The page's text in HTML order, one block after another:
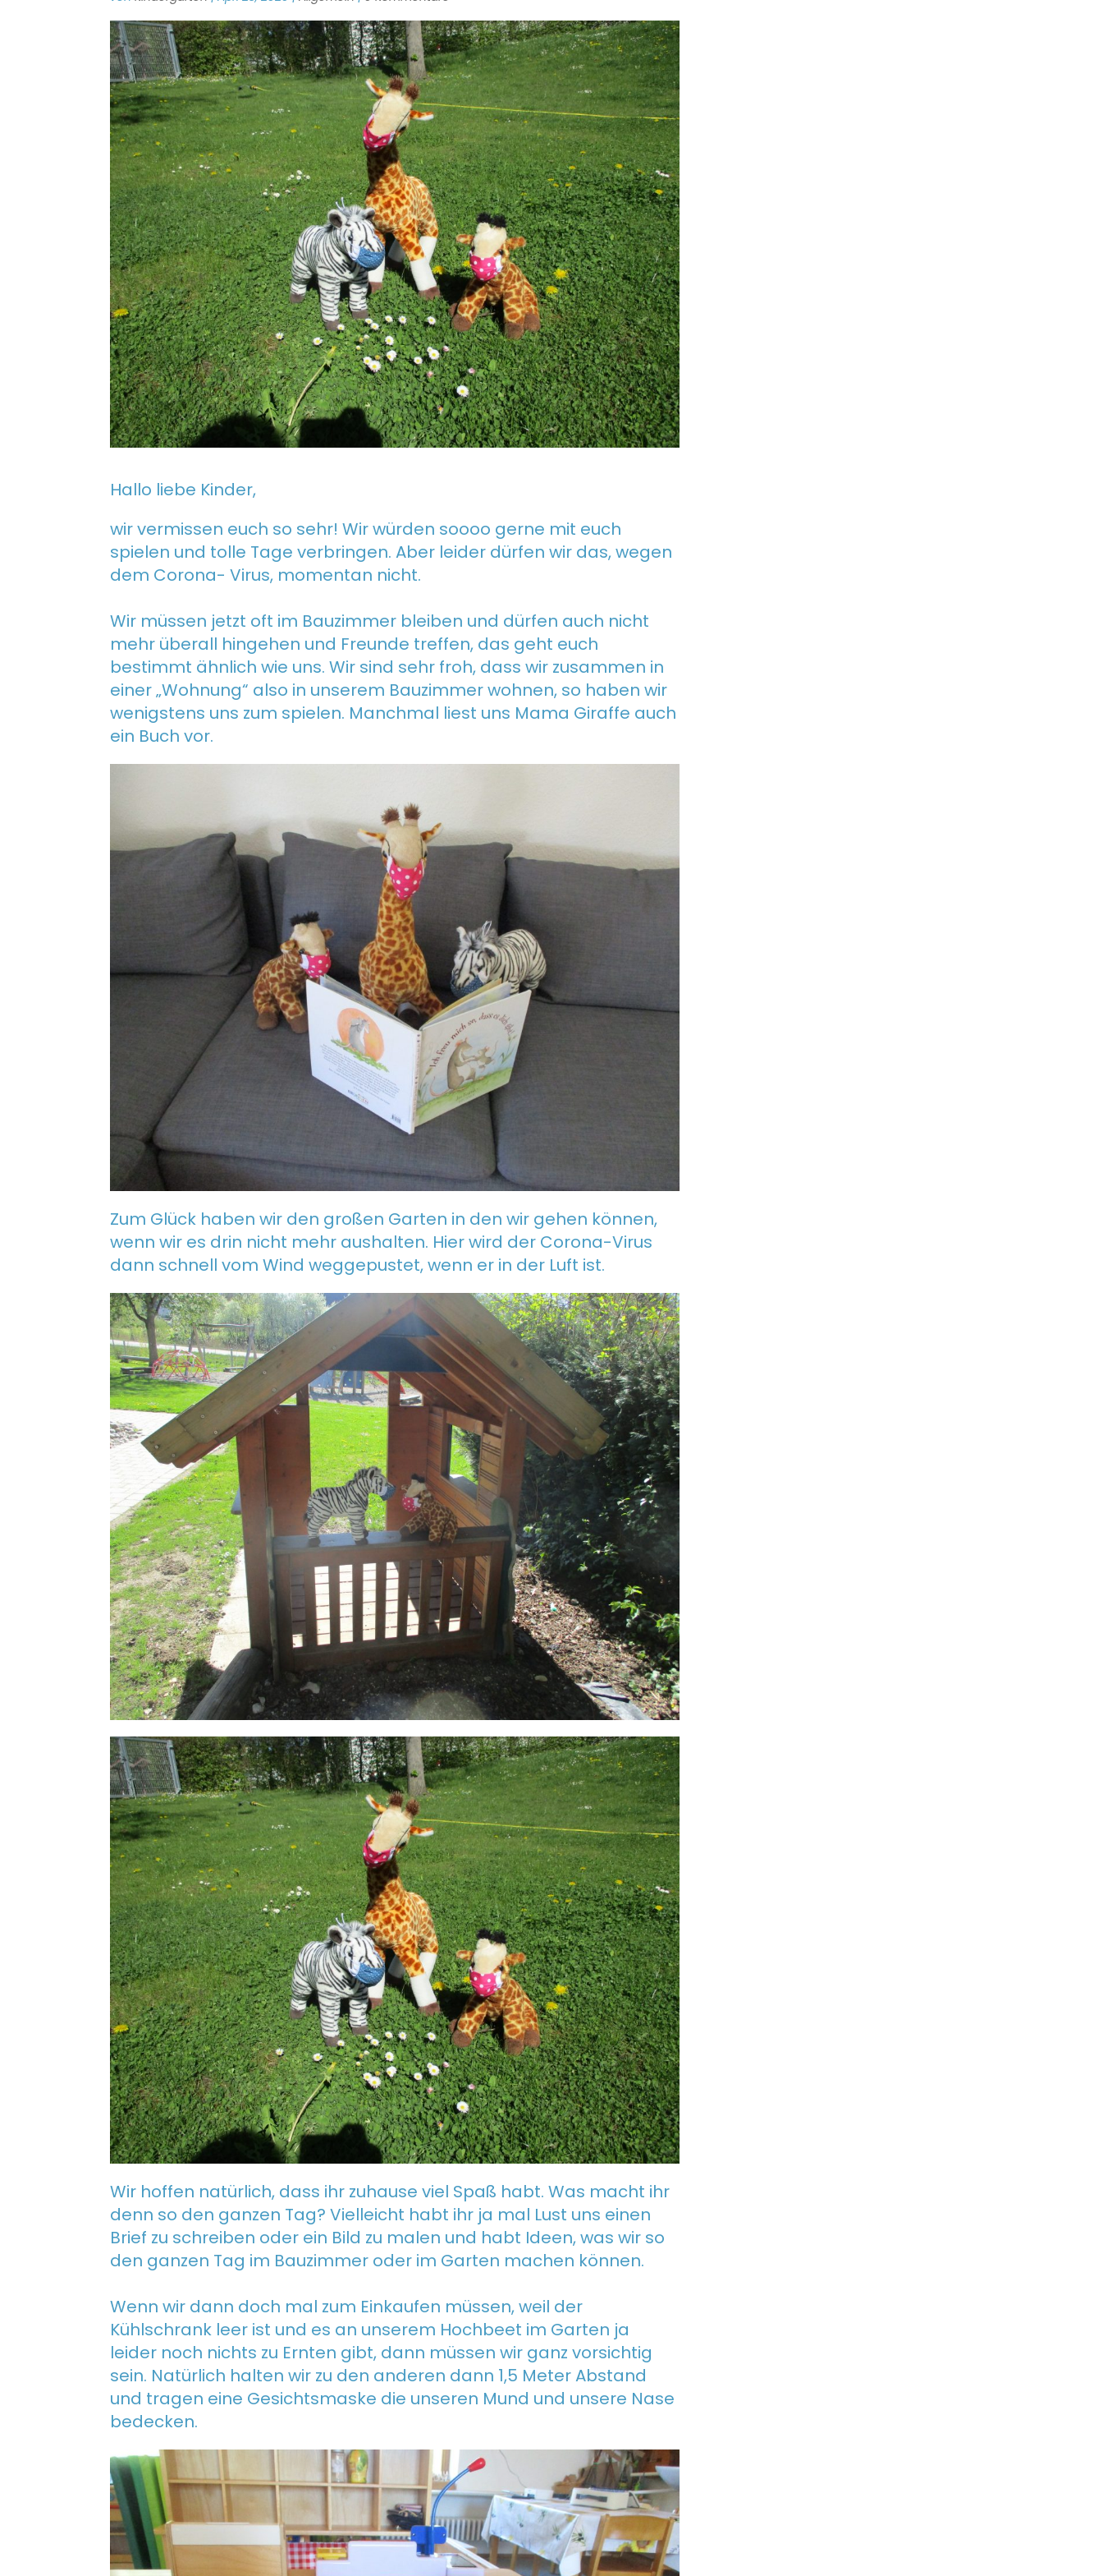
Hallo liebe Kinder,
wir vermissen euch so sehr! Wir würden soooo gerne mit euch
spielen und tolle Tage verbringen. Aber leider dürfen wir das, wegen
dem Corona- Virus, momentan nicht.
Wir müssen jetzt oft im Bauzimmer bleiben und dürfen auch nicht
mehr überall hingehen und Freunde treffen, das geht euch
bestimmt ähnlich wie uns. Wir sind sehr froh, dass wir zusammen in
einer „Wohnung“ also in unserem Bauzimmer wohnen, so haben wir
wenigstens uns zum spielen. Manchmal liest uns Mama Giraffe auch
ein Buch vor.
Zum Glück haben wir den großen Garten in den wir gehen können,
wenn wir es drin nicht mehr aushalten. Hier wird der Corona-Virus
dann schnell vom Wind weggepustet, wenn er in der Luft ist.
Wir hoffen natürlich, dass ihr zuhause viel Spaß habt. Was macht ihr
denn so den ganzen Tag? Vielleicht habt ihr ja mal Lust uns einen
Brief zu schreiben oder ein Bild zu malen und habt Ideen, was wir so
den ganzen Tag im Bauzimmer oder im Garten machen können.
Wenn wir dann doch mal zum Einkaufen müssen, weil der
Kühlschrank leer ist und es an unserem Hochbeet im Garten ja
leider noch nichts zu Ernten gibt, dann müssen wir ganz vorsichtig
sein. Natürlich halten wir zu den anderen dann 1,5 Meter Abstand
und tragen eine Gesichtsmaske die unseren Mund und unsere Nase
bedecken.